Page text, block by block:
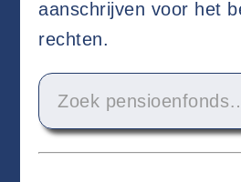
aanschrijven voor het
rechten.
Zoek